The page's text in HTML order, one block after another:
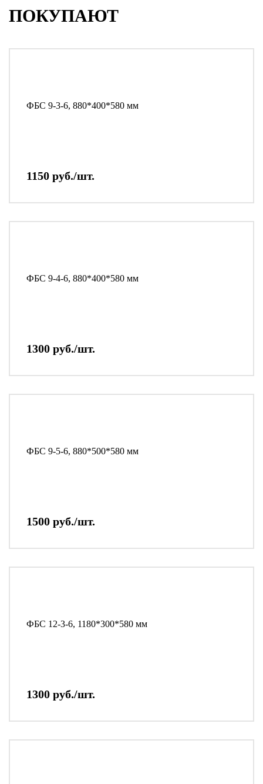
ПОКУПАЮТ
ФБС 9-3-6, 880*400*580 мм
1150 руб./шт.
ФБС 9-4-6, 880*400*580 мм
1300 руб./шт.
ФБС 9-5-6, 880*500*580 мм
1500 руб./шт.
ФБС 12-3-6, 1180*300*580 мм
1300 руб./шт.